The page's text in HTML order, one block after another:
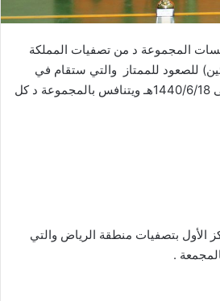
المجموعة د من تصفيات المملكة
للصعود للممتاز والتي ستقام في
الفترة من 1440/6/16 حتى 1440/6/18هـ ويتنافس بالمجموعة د كل
الأول بتصفيات منطقة الرياض والتي
.